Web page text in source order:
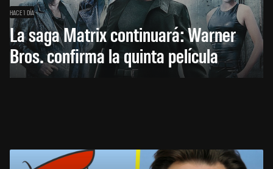
HACE 1 DÍA
La saga Matrix continuará: Warner
Bros. confirma la quinta película